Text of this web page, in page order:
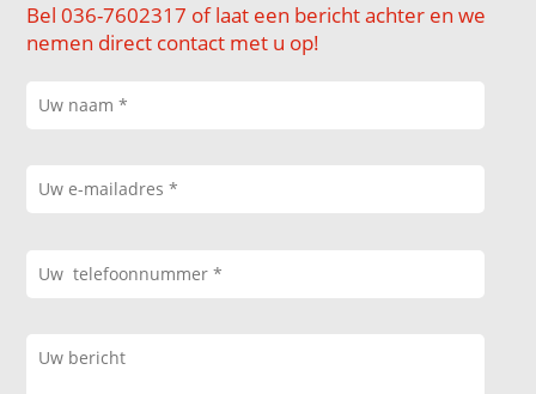
Bel 036-7602317 of laat een bericht achter en we
nemen direct contact met u op!